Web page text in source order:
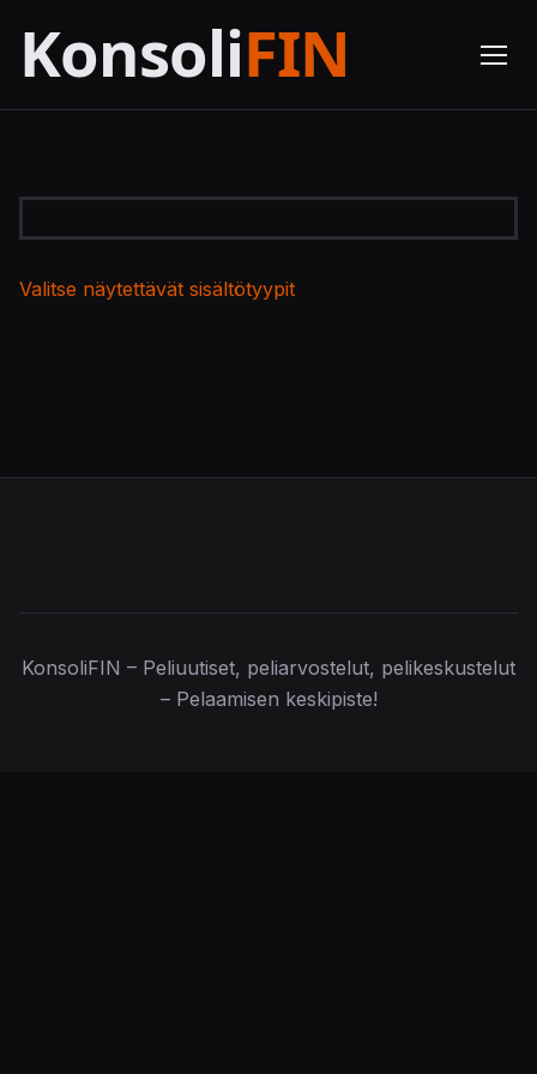
Valitse näytettävät sisältötyypit
KonsoliFIN – Peliuutiset, peliarvostelut, pelikeskustelut
– Pelaamisen keskipiste!